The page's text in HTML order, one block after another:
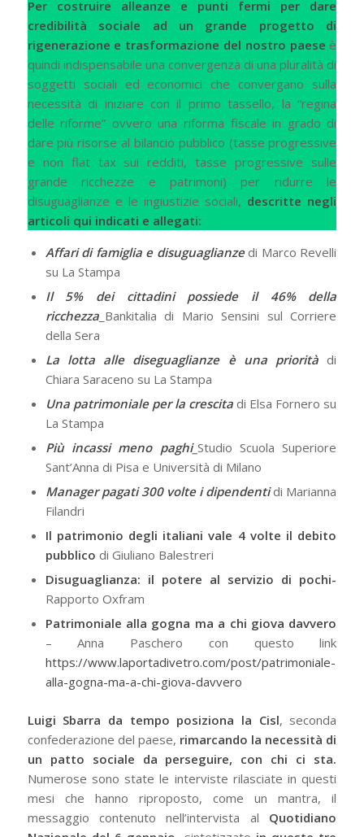
Per costruire alleanze e punti fermi per dare
credibilità sociale ad un grande progetto di
rigenerazione e trasformazione del nostro paese è
quindi indispensabile una convergenza di una pluralità di
soggetti sociali ed economici che convergano sulla
necessità di iniziare con il primo tassello, la “regina
delle riforme” ovvero una riforma fiscale in grado di
dare più risorse al bilancio pubblico (tasse progressive
e non flat tax sui redditi, tasse progressive sulle
grande ricchezze e patrimoni) per ridurre le
disuguaglianze e le ingiustizie sociali, descritte negli
articoli qui indicati e allegati:
Affari di famiglia e disuguaglianze di Marco Revelli
su La Stampa
Il 5% dei cittadini possiede il 46% della
ricchezza_Bankitalia di Mario Sensini sul Corriere
della Sera
La lotta alle diseguaglianze è una prioritàdi
Chiara Saraceno su La Stampa
Una patrimoniale per la crescita di Elsa Fornero su
La Stampa
Più incassi meno paghi_ Studio Scuola Superiore
Sant’Anna di Pisa e Università di Milano
Manager pagati 300 volte i dipendentidi Marianna
Filandri
Il patrimonio degli italiani vale 4 volte il debito
pubblico di Giuliano Balestreri
Disuguaglianza: il potere al servizio di pochi-
Rapporto Oxfram
Patrimoniale alla gogna ma a chi giova davvero
– Anna Paschero con questo link
https://www.laportadivetro.com/post/patrimoniale-
alla-gogna-ma-a-chi-giova-davvero
Luigi Sbarra da tempo posiziona la Cisl, seconda
confederazione del paese, rimarcando la necessità di
un patto sociale da perseguire, con chi ci sta.
Numerose sono state le interviste rilasciate in questi
mesi che hanno riproposto, come un mantra, il
messaggio contenuto nell’intervista al Quotidiano